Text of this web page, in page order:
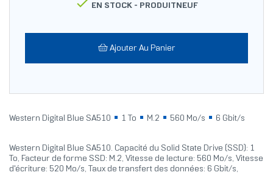
 EN STOCK - PRODUITNEUF
Ajouter Au Panier
Western Digital Blue SA510 1 To M.2 560 Mo/s 6 Gbit/s
Western Digital Blue SA510. Capacité du Solid State Drive (SSD): 1
To, Facteur de forme SSD: M.2, Vitesse de lecture: 560 Mo/s, Vitesse
d'écriture: 520 Mo/s, Taux de transfert des données: 6 Gbit/s,